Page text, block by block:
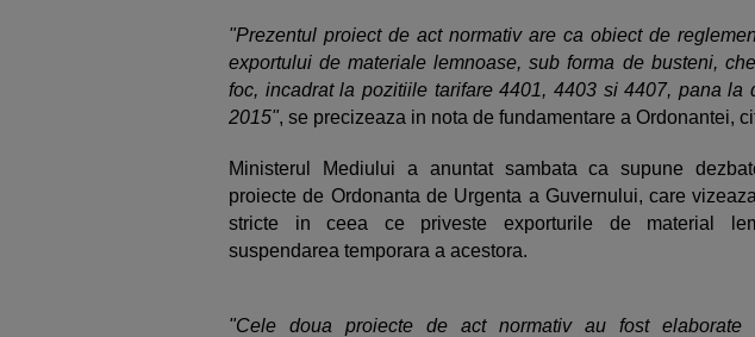
"Prezentul proiect de act normativ are ca obiect de
exportului de materiale lemnoase, sub forma de busteni,
foc, incadrat la pozitiile tarifare 4401, 4403 si 4407, pana la
2015", se precizeaza in nota de fundamentare a Ordonantei,
Ministerul Mediului a anuntat sambata ca supune
proiecte de Ordonanta de Urgenta a Guvernului, care
stricte in ceea ce priveste exporturile de material
suspendarea temporara a acestora.
"Cele doua proiecte de act normativ au fost elaborate